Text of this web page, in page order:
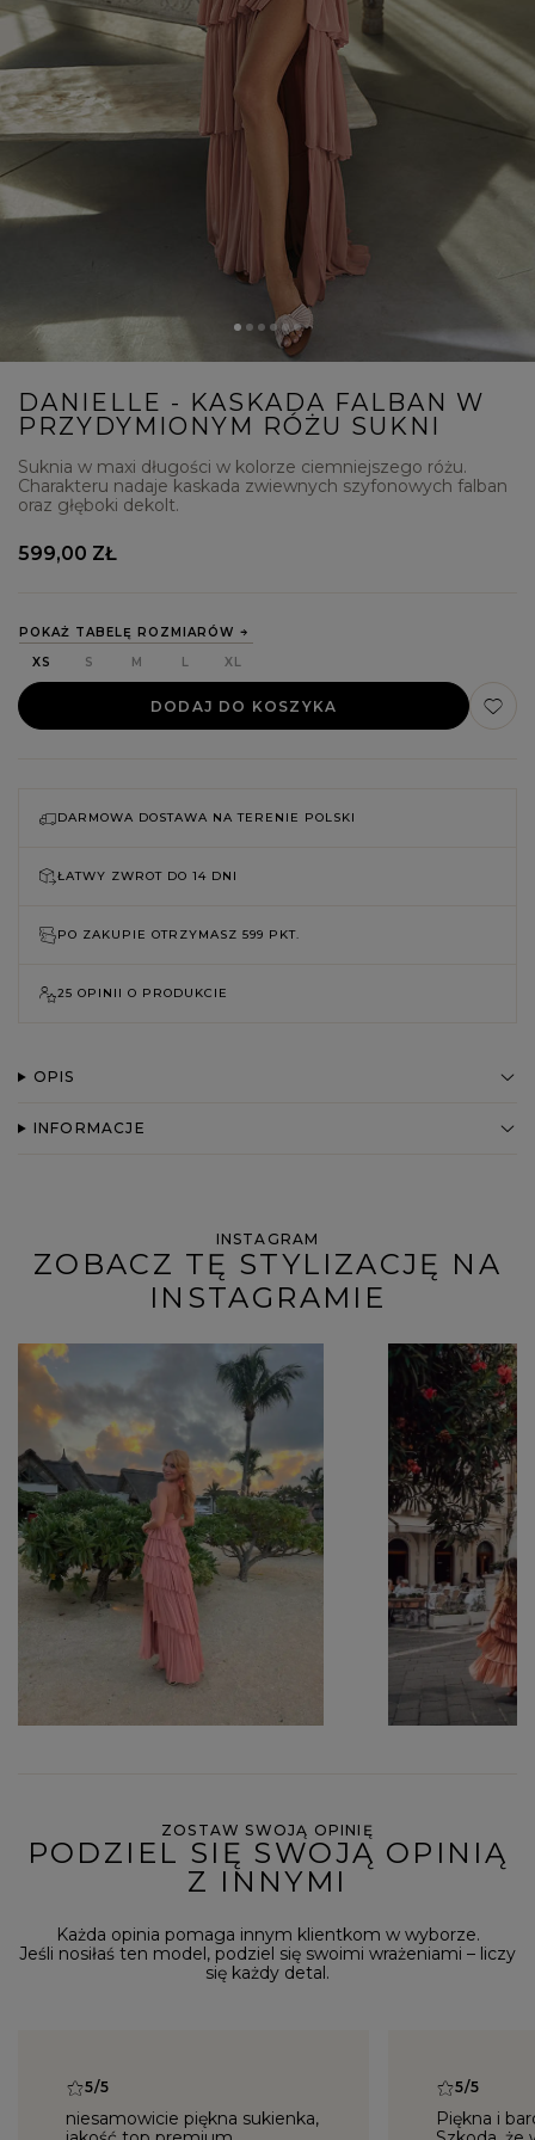
DANIELLE - KASKADA FALBAN W
PRZYDYMIONYM RÓŻU SUKNI
Suknia w maxi długości w kolorze ciemniejszego różu.
Charakteru nadaje kaskada zwiewnych szyfonowych falban
oraz głęboki dekolt.
POKAŻ TABELĘ ROZMIARÓW
XS
S M L XL
DODAJ DO KOSZYKA
599,00 ZŁ
DARMOWA DOSTAWA NA TERENIE POLSKI
ŁATWY ZWROT DO 14 DNI
PO ZAKUPIE OTRZYMASZ 599 PKT.
25 OPINII O PRODUKCIE
OPIS
INFORMACJE
INSTAGRAM
ZOBACZ TĘ STYLIZACJĘ NA
INSTAGRAMIE
ZOSTAW SWOJĄ OPINIĘ
PODZIEL SIĘ SWOJĄ OPINIĄ
Z INNYMI
Każda opinia pomaga innym klientkom w wyborze.
Jeśli nosiłaś ten model, podziel się swoimi wrażeniami – liczy
się każdy detal.
5/5
niesamowicie piękna sukienka,
5/5
Piękna i